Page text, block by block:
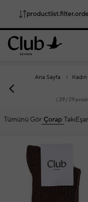
smartbanner.popup.text
Ana Sayfa Kadın
( 29/ 29
Takı
Çorap
Tümünü Gör